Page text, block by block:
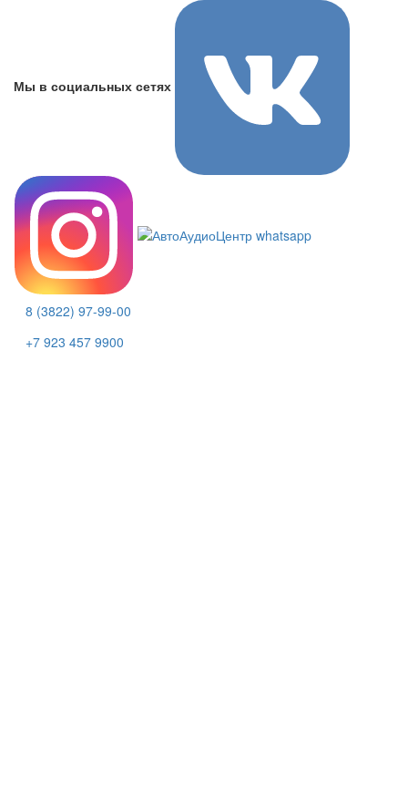
Мы в социальных сетях
8 (3822) 97-99-00
+7 923 457 9900